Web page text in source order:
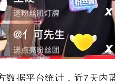
数据平台统计，近7天内